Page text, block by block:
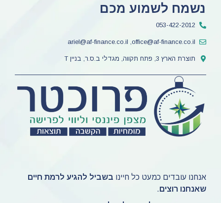
נשמח לשמוע מכם
053-422-2012
ariel@af-finance.co.il ,office@af-finance.co.il
תוצרת הארץ 3, פתח תקווה, מגדלי ב.ס.ר, בניין T
אנחנו עובדים כמעט כל חיינו בשביל להגיע לרמת חיים
שאנחנו רוצים.